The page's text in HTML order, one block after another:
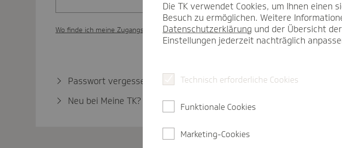
Wo finde ich meine Zugangsdaten?
Passwort vergessen?
Neu bei Meine TK?
Jetzt registrieren
Die TK verwendet Cookies, um Ihnen einen
Besuch zu ermöglichen. Weitere
Datenschutzerklärung und der Übersicht der
Einstellungen jederzeit nachträglich
Technisch erforderliche Cookies
Funktionale Cookies
Marketing-Cookies